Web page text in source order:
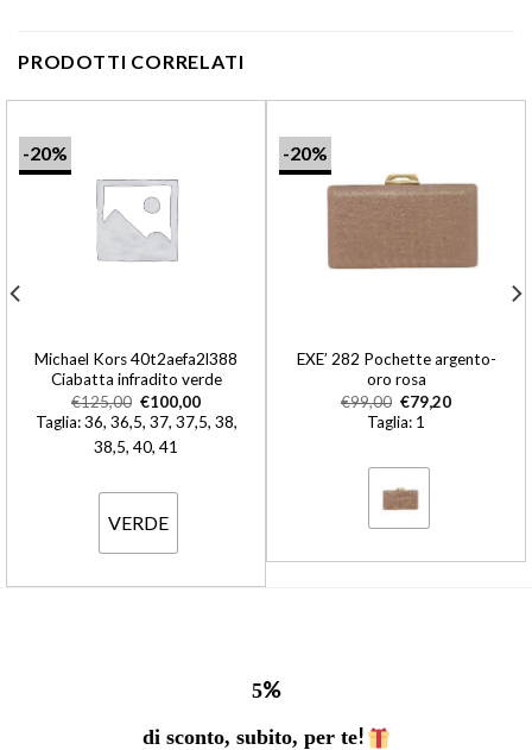
PRODOTTI CORRELATI
-20%
Michael Kors 40t2aefa2l388
Ciabatta infradito verde
€125,00 €100,00
Taglia: 36, 36,5, 37, 37,5, 38,
38,5, 40, 41
VERDE
-20%
EXE’ 282 Pochette argento-
oro rosa
€99,00 €79,20
Taglia: 1
5%
di sconto, subito, per te!